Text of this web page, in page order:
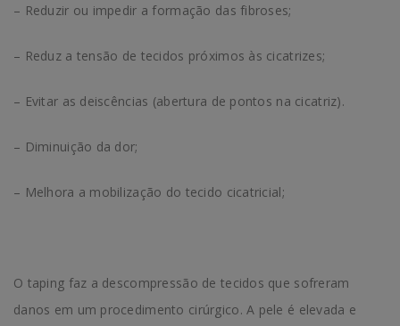
– Reduzir ou impedir a formação das fibroses;
– Reduz a tensão de tecidos próximos às cicatrizes;
– Evitar as deiscências (abertura de pontos na cicatriz).
– Diminuição da dor;
– Melhora a mobilização do tecido cicatricial;
O taping faz a descompressão de tecidos que sofreram
danos em um procedimento cirúrgico. A pele é elevada e